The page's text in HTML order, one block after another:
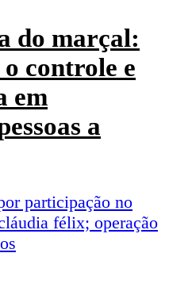
do marçal:
controle e
em
a